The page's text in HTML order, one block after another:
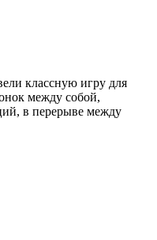
классную игру для
между собой,
в перерыве между